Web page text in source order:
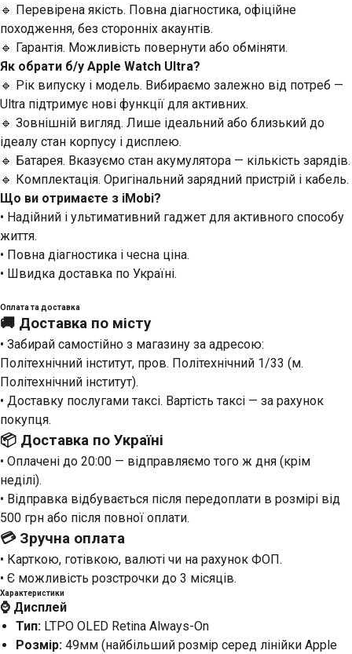
🔹 Перевірена якість. Повна діагностика, офіційне
походження, без сторонніх акаунтів.
🔹 Гарантія. Можливість повернути або обміняти.
Як обрати б/у Apple Watch Ultra?
🔹 Рік випуску і модель. Вибираємо залежно від потреб —
Ultra підтримує нові функції для активних.
🔹 Зовнішній вигляд. Лише ідеальний або близький до
ідеалу стан корпусу і дисплею.
🔹 Батарея. Вказуємо стан акумулятора — кількість зарядів.
🔹 Комплектація. Оригінальний зарядний пристрій і кабель.
Що ви отримаєте з iMobi?
• Надійний і ультимативний гаджет для активного способу
життя.
• Повна діагностика і чесна ціна.
• Швидка доставка по Україні.
Оплата та доставка
🚚 Доставка по місту
• Забирай самостійно з магазину за адресою:
Політехнічний інститут, пров. Політехнічний 1/33 (м.
Політехнічний інститут).
• Доставку послугами таксі. Вартість таксі — за рахунок
покупця.
📦 Доставка по Україні
• Оплачені до 20:00 — відправляємо того ж дня (крім
неділі).
• Відправка відбувається після передоплати в розмірі від
500 грн або після повної оплати.
💳 Зручна оплата
• Карткою, готівкою, валюті чи на рахунок ФОП.
• Є можливість розстрочки до 3 місяців.
Характеристики
⌚️ Дисплей
Тип: LTPO OLED Retina Always-On
Розмір: 49мм (найбільший розмір серед лінійки Apple